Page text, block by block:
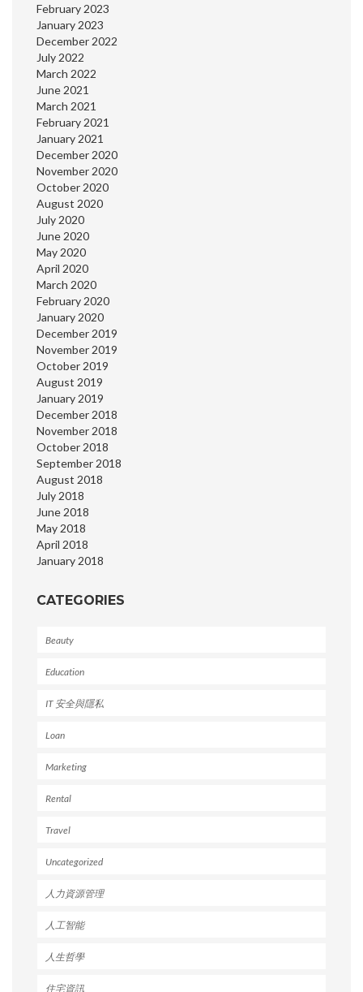
February 2023
January 2023
December 2022
July 2022
March 2022
June 2021
March 2021
February 2021
January 2021
December 2020
November 2020
October 2020
August 2020
July 2020
June 2020
May 2020
April 2020
March 2020
February 2020
January 2020
December 2019
November 2019
October 2019
August 2019
January 2019
December 2018
November 2018
October 2018
September 2018
August 2018
July 2018
June 2018
May 2018
April 2018
January 2018
CATEGORIES
Beauty
Education
IT 安全與隱私
Loan
Marketing
Rental
Travel
Uncategorized
人力資源管理
人工智能
人生哲學
住宅資訊